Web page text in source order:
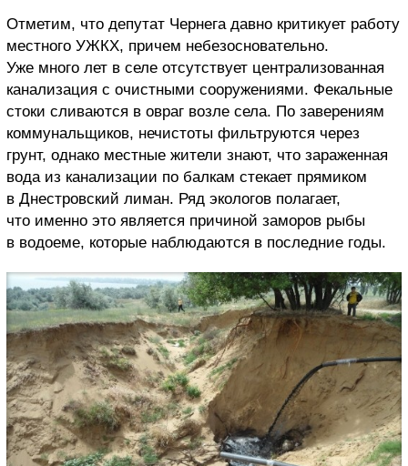
Отметим, что депутат Чернега давно критикует работу
местного УЖКХ, причем небезосновательно.
Уже много лет в селе отсутствует централизованная
канализация с очистными сооружениями. Фекальные
стоки сливаются в овраг возле села. По заверениям
коммунальщиков, нечистоты фильтруются через
грунт, однако местные жители знают, что зараженная
вода из канализации по балкам стекает прямиком
в Днестровский лиман. Ряд экологов полагает,
что именно это является причиной заморов рыбы
в водоеме, которые наблюдаются в последние годы.